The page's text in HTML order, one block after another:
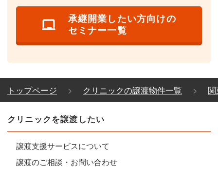
承継開業したい方向けの
セミナー一覧
トップページ クリニックの譲渡物件一覧
クリニックを譲渡したい
譲渡支援サービスについて
譲渡のご相談・お問い合わせ